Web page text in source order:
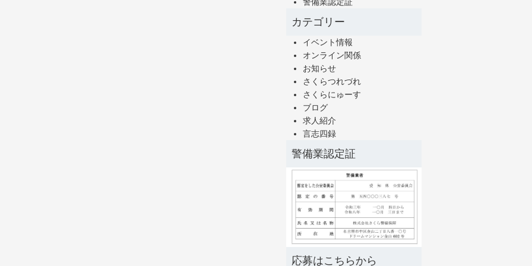
警備業認定証
カテゴリー
イベント情報
オンライン関係
お知らせ
さくらつれづれ
さくらにゅーす
ブログ
求人紹介
言志四録
警備業認定証
応募はこちらから